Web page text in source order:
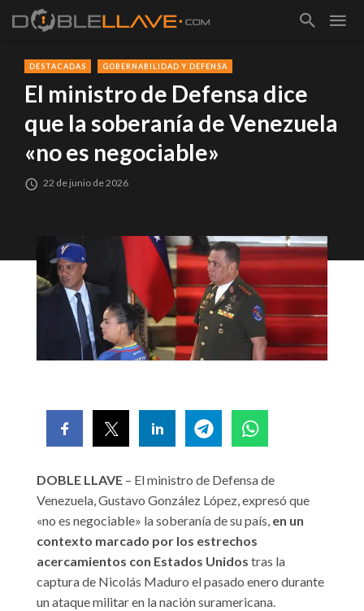
DESTACADAS GOBERNABILIDAD Y DEFENSA
El ministro de Defensa dice
que la soberanía de Venezuela
«no es negociable»
22 de junio de 2026
DOBLE LLAVE – El ministro de Defensa de
Venezuela, Gustavo González López, expresó que
«no es negociable» la soberanía de su país, en un
contexto marcado por los estrechos
acercamientos con Estados Unidos tras la
captura de Nicolás Maduro el pasado enero durante
un ataque militar en la nación suramericana.